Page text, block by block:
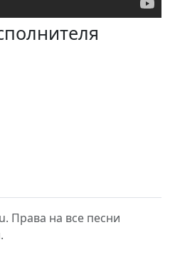
Права на все песни